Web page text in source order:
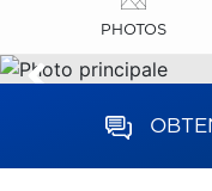
PHOTOS